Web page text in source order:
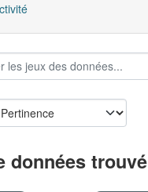
données trouvé